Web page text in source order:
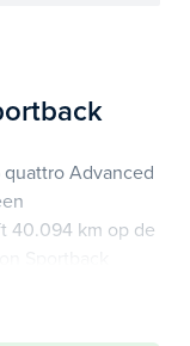
Advanced
40.094 km op de
is op deze